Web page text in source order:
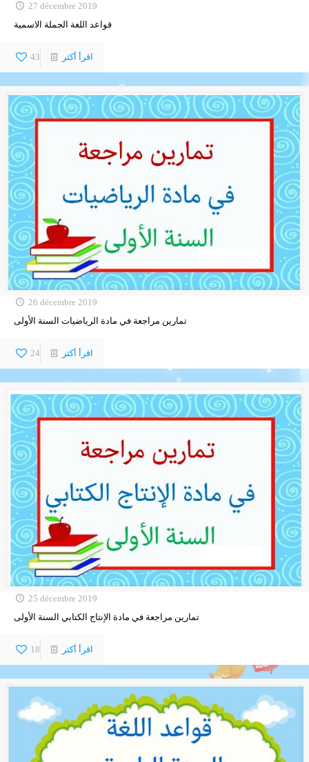
27 décembre 2019
قواعد اللغة الجملة الاسمية
43 اقرأ أكثر
26 décembre 2019
تمارين مراجعة في مادة الرياضيات السنة الأولى
24 اقرأ أكثر
25 décembre 2019
تمارين مراجعة في مادة الإنتاج الكتابي السنة الأولى
18 اقرأ أكثر